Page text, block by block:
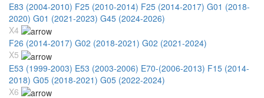
E83 (2004-2010) F25 (2010-2014) F25 (2014-2017) G01 (2018-
2020) G01 (2021-2023) G45 (2024-2026)
X4
F26 (2014-2017) G02 (2018-2021) G02 (2021-2024)
X5
E53 (1999-2003) E53 (2003-2006) E70-(2006-2013) F15 (2014-
2018) G05 (2018-2021) G05 (2022-2024)
X6